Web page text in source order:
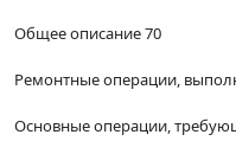
Общее описание 70
Ремонтные операции,
Основные операции,